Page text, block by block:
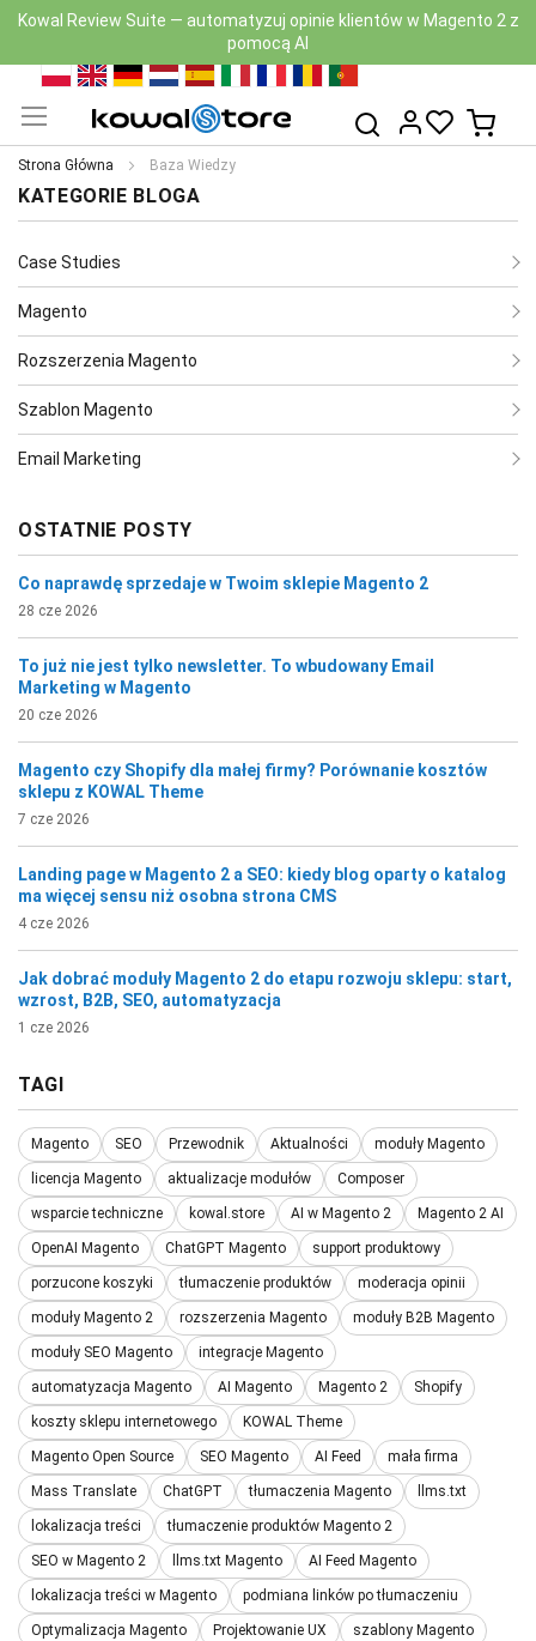
Nowa wersja Kowal Security Scan z AI już dostępna — zobacz
moduł
Przejdź
treści
PL EN DE NL ES IT FR RO
PT
Szukaj
Mój
Strona Główna Baza Wiedzy
KATEGORIE BLOGA
Case Studies
Magento
Rozszerzenia Magento
Szablon Magento
Email Marketing
OSTATNIE POSTY
Co naprawdę sprzedaje w Twoim sklepie Magento 2
28 cze 2026
To już nie jest tylko newsletter. To wbudowany Email
Marketing w Magento
20 cze 2026
Magento czy Shopify dla małej firmy? Porównanie kosztów
sklepu z KOWAL Theme
7 cze 2026
Landing page w Magento 2 a SEO: kiedy blog oparty o katalog
ma więcej sensu niż osobna strona CMS
4 cze 2026
Jak dobrać moduły Magento 2 do etapu rozwoju sklepu: start,
wzrost, B2B, SEO, automatyzacja
1 cze 2026
TAGI
Magento SEO Przewodnik Aktualności moduły Magento
licencja Magento aktualizacje modułów Composer
wsparcie techniczne kowal.store AI w Magento 2 Magento 2 AI
OpenAI Magento ChatGPT Magento support produktowy
porzucone koszyki tłumaczenie produktów moderacja opinii
moduły Magento 2 rozszerzenia Magento moduły B2B Magento
moduły SEO Magento integracje Magento
automatyzacja Magento AI Magento Magento 2 Shopify
koszty sklepu internetowego KOWAL Theme
Magento Open Source SEO Magento AI Feed mała firma
Mass Translate ChatGPT tłumaczenia Magento llms.txt
lokalizacja treści tłumaczenie produktów Magento 2
SEO w Magento 2 llms.txt Magento AI Feed Magento
lokalizacja treści w Magento podmiana linków po tłumaczeniu
Optymalizacja Magento Projektowanie UX szablony Magento